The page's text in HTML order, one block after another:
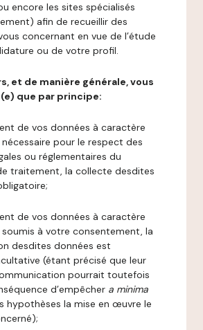
encore les sites spécialisés
afin de recueillir des
concernant en vue de l’étude
ou de votre profil.
et de manière générale, vous
que par principe:
de vos données à caractère
pour le respect des
ou réglementaires du
traitement, la collecte desdites
de vos données à caractère
à votre consentement, la
desdites données est
(étant précisé que leur
pourrait toutefois
d’empêcher a minima
hypothèses la mise en œuvre le